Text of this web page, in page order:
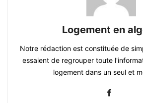
Logement en
Notre rédaction est constituée de
essaient de regrouper toute
logement dans un seul et